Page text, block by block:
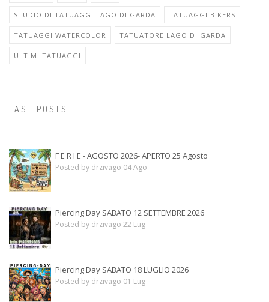
STUDIO DI TATUAGGI LAGO DI GARDA TATUAGGI BIKERS
TATUAGGI WATERCOLOR TATUATORE LAGO DI GARDA
ULTIMI TATUAGGI
LAST POSTS
F E R I E - AGOSTO 2026- APERTO 25 Agosto
Posted by drzivago 04 Ago
Piercing Day SABATO 12 SETTEMBRE 2026
Posted by drzivago 22 Lug
Piercing Day SABATO 18 LUGLIO 2026
Posted by drzivago 01 Lug